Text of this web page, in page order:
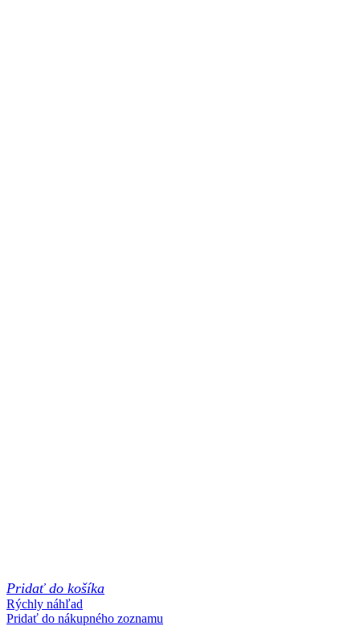
Pridať do košíka
Rýchly náhľad
Pridať do nákupného zoznamu